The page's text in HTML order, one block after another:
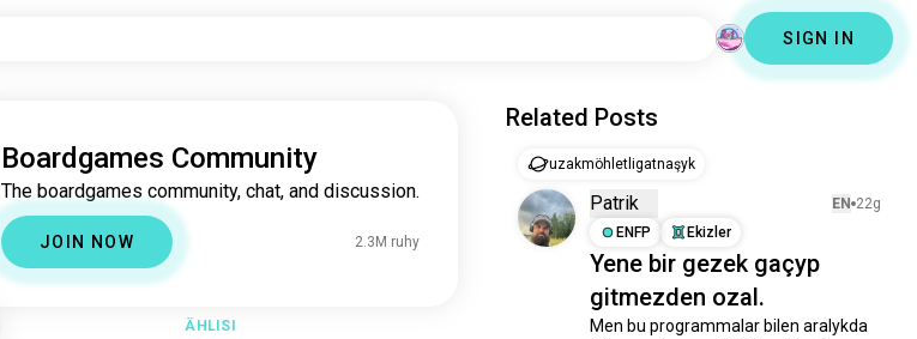
SIGN IN
Boardgames Community
The boardgames community, chat, and discussion.
JOIN NOW 2.3M ruhy
ÄHLISI
Related Posts
uzakmöhletligatnaşyk
Patrik EN 22g
ENFP
Ekizler
Yene bir gezek gaçyp
gitmezden ozal.
Men bu programmalar bilen aralykda